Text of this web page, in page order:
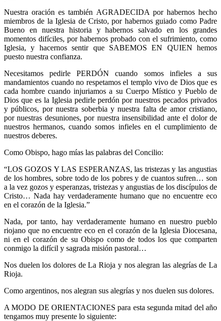
Nuestra oración es también AGRADECIDA por habernos hecho
miembros de la Iglesia de Cristo, por habernos guiado como Padre
Bueno en nuestra historia y habernos salvado en los grandes
momentos difíciles, por habernos probado con el sufrimiento, como
Iglesia, y hacernos sentir que SABEMOS EN QUIEN hemos
puesto nuestra confianza.
Necesitamos pedirle PERDÓN cuando somos infieles a sus
mandamientos cuando no respetamos el templo vivo de Dios que es
cada hombre cuando injuriamos a su Cuerpo Místico y Pueblo de
Dios que es la Iglesia pedirle perdón por nuestros pecados privados
y públicos, por nuestra soberbia y nuestra falta de amor cristiano,
por nuestras desuniones, por nuestra insensibilidad ante el dolor de
nuestros hermanos, cuando somos infieles en el cumplimiento de
nuestros deberes.
Como Obispo, hago mías las palabras del Concilio:
“LOS GOZOS Y LAS ESPERANZAS, las tristezas y las angustias
de los hombres, sobre todo de los pobres y de cuantos sufren… son
a la vez gozos y esperanzas, tristezas y angustias de los discípulos de
Cristo… Nada hay verdaderamente humano que no encuentre eco
en el corazón de la Iglesia.”
Nada, por tanto, hay verdaderamente humano en nuestro pueblo
riojano que no encuentre eco en el corazón de la Iglesia Diocesana,
ni en el corazón de su Obispo como de todos los que comparten
conmigo la difícil y sagrada misión pastoral…
Nos duelen los dolores de La Rioja y nos alegran las alegrías de La
Rioja.
Como argentinos, nos alegran sus alegrías y nos duelen sus dolores.
A MODO DE ORIENTACIONES para esta segunda mitad del año
tengamos muy presente lo siguiente: